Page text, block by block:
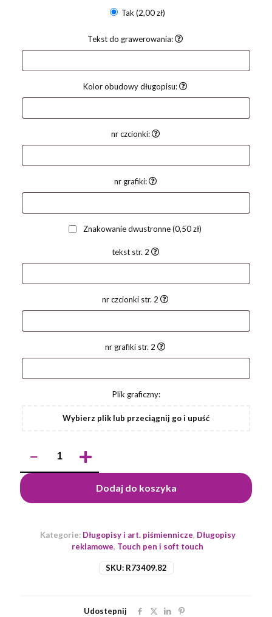
Tak (2,00 zł)
Tekst do grawerowania:
Kolor obudowy długopisu:
nr czcionki:
nr grafiki:
Znakowanie dwustronne(0,50 zł)
tekst str. 2
nr czcionki str. 2
nr grafiki str. 2
Plik graficzny:
Wybierz plik lub przeciągnij go i upuść
Długopis
Touch
Tip
Gold,
Dodaj do koszyka
SKU: R73409.82
Kategorie: Długopisy i art. piśmiennicze, Długopisy
reklamowe, Touch pen i soft touch
Udostepnij